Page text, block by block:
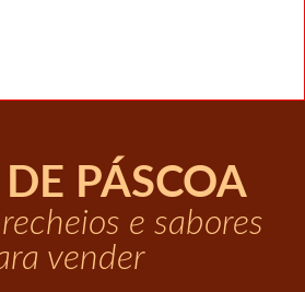
PÁSCOA
e sabores
vender